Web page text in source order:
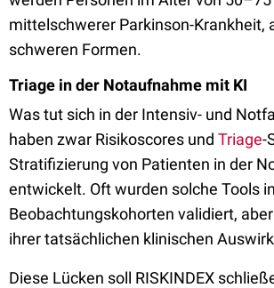
mittelschwerer Parkinson-Krankheit,
schweren Formen.
Triage in der Notaufnahme mit KI
Was tut sich in der Intensiv- und
haben zwar Risikoscores und Triage-
Stratifizierung von Patienten in der
entwickelt. Oft wurden solche Tools in
Beobachtungskohorten validiert,
ihrer tatsächlichen klinischen
Diese Lücken soll RISKINDEX